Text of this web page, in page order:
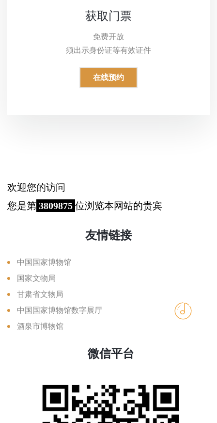
获取门票
免费开放
须出示身份证等有效证件
在线预约
欢迎您的访问
您是第 3809875 位浏览本网站的贵宾
友情链接
中国国家博物馆
国家文物局
甘肃省文物局
中国国家博物馆数字展厅
酒泉市博物馆
微信平台